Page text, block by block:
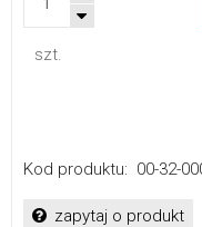
szt.
Kod produktu: 00-32-
zapytaj o produkt